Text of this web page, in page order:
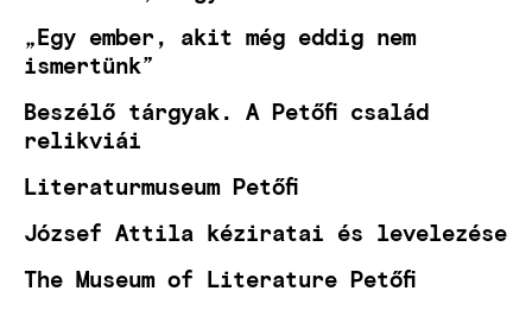
„Egy ember, akit még eddig nem
ismertünk”
Beszélő tárgyak. A Petőfi család
relikviái
Literaturmuseum Petőfi
József Attila kéziratai és levelezése
The Museum of Literature Petőfi